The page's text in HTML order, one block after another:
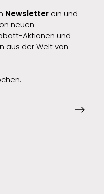
Newsletter ein und
neuen
Aktionen und
aus der Welt von